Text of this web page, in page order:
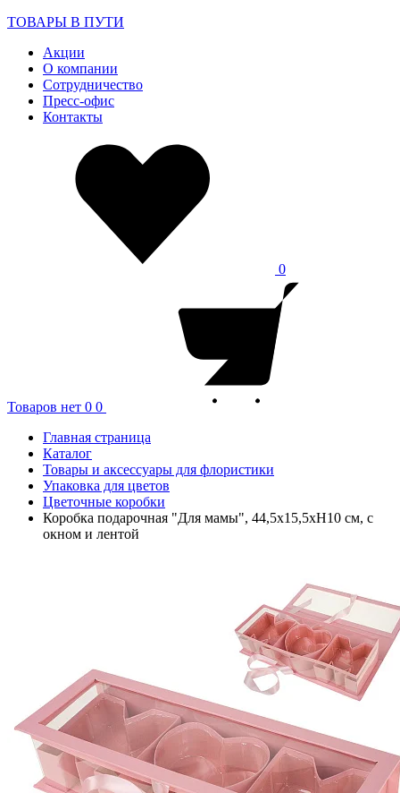
ТОВАРЫ В ПУТИ
Акции
О компании
Сотрудничество
Пресс-офис
Контакты
0
Товаров нет 0 0
Главная страница
Каталог
Товары и аксессуары для флористики
Упаковка для цветов
Цветочные коробки
Коробка подарочная "Для мамы", 44,5x15,5xH10 см, с
окном и лентой